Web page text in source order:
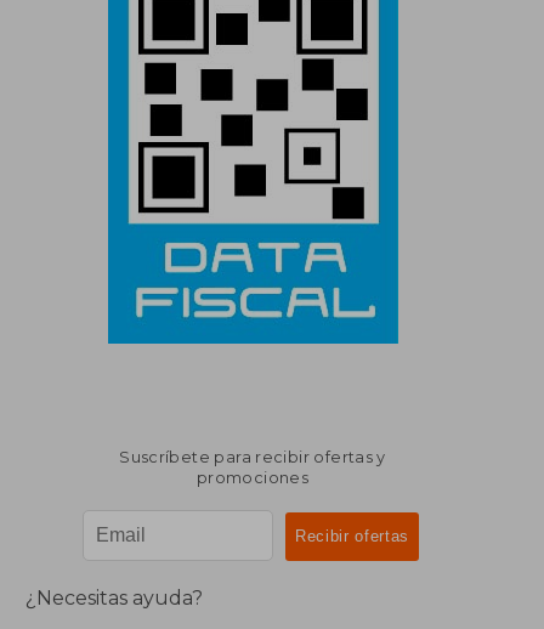
Suscríbete para recibir ofertas y
promociones
¿Necesitas ayuda?